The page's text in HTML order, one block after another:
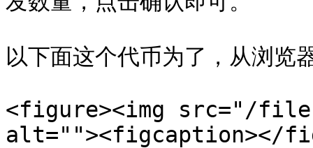
以下面这个代币为了，从浏览
<figure><img src="/files/
alt=""><figcaption></